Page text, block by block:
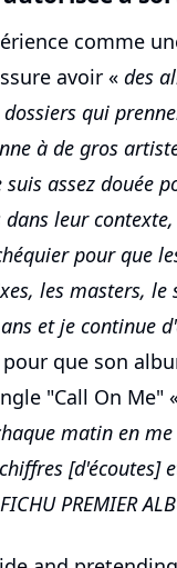
comme
avoir « des
qui
à de gros
assez douée
dans leur
pour que
les masters,
et je continue
que son
"Call On Me"
matin en
[d'écoutes]
PREMIER